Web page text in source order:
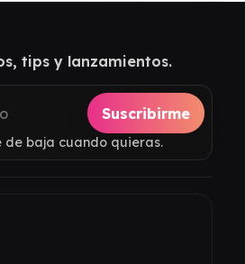
tips y lanzamientos.
Suscribirme
de baja cuando quieras.